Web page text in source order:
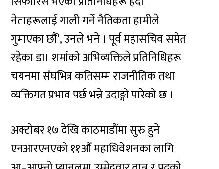
नेताहरूलाई गाली गर्ने नैतिकता हामीले
गुमाएका छौं’, उनले भने । पूर्व महासचिव समेत
रहेका डा। शर्माको अभिव्यक्तिले प्रतिनिधिहरू
चयनमा संघभित्र कतिसम्म राजनीतिक तथा
व्यक्तिगत प्रभाव पर्छ भन्ने उदाङ्गो पारेको छ ।
अक्टोबर १७ देखि काठमाडौंमा सुरु हुने
एनआरएनएको ११औं महाधिवेशनका लागि